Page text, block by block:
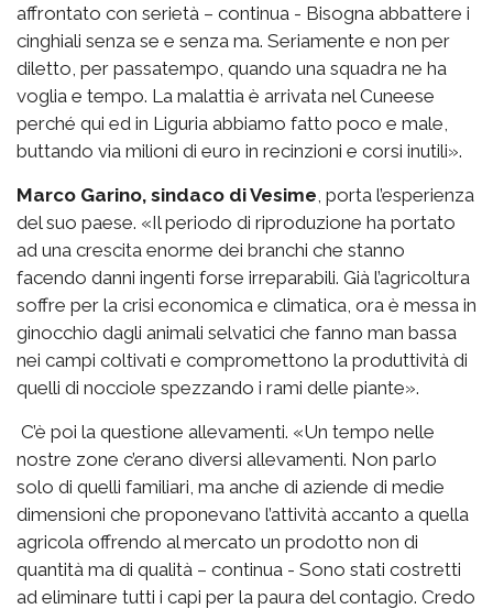
affrontato con serietà – continua - Bisogna abbattere i
cinghiali senza se e senza ma. Seriamente e non per
diletto, per passatempo, quando una squadra ne ha
voglia e tempo. La malattia è arrivata nel Cuneese
perché qui ed in Liguria abbiamo fatto poco e male,
buttando via milioni di euro in recinzioni e corsi inutili».
Marco Garino, sindaco di Vesime , porta l’esperienza
del suo paese. «Il periodo di riproduzione ha portato
ad una crescita enorme dei branchi che stanno
facendo danni ingenti forse irreparabili. Già l’agricoltura
soffre per la crisi economica e climatica, ora è messa in
ginocchio dagli animali selvatici che fanno man bassa
nei campi coltivati e compromettono la produttività di
quelli di nocciole spezzando i rami delle piante».
C’è poi la questione allevamenti. «Un tempo nelle
nostre zone c’erano diversi allevamenti. Non parlo
solo di quelli familiari, ma anche di aziende di medie
dimensioni che proponevano l’attività accanto a quella
agricola offrendo al mercato un prodotto non di
quantità ma di qualità – continua - Sono stati costretti
ad eliminare tutti i capi per la paura del contagio. Credo